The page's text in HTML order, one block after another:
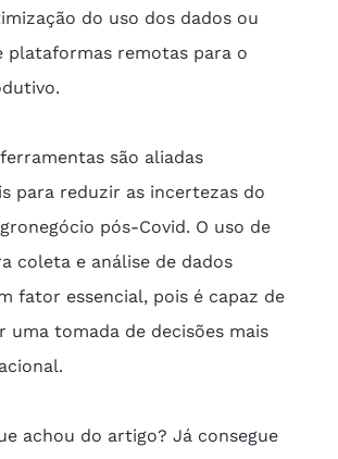
do uso dos dados ou
plataformas remotas para o
são aliadas
para reduzir as incertezas do
pós-Covid. O uso de
coleta e análise de dados
fator essencial, pois é capaz de
uma tomada de decisões mais
achou do artigo? Já consegue